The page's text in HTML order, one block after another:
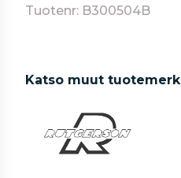
Tuotenr: B300504B
Katso muut